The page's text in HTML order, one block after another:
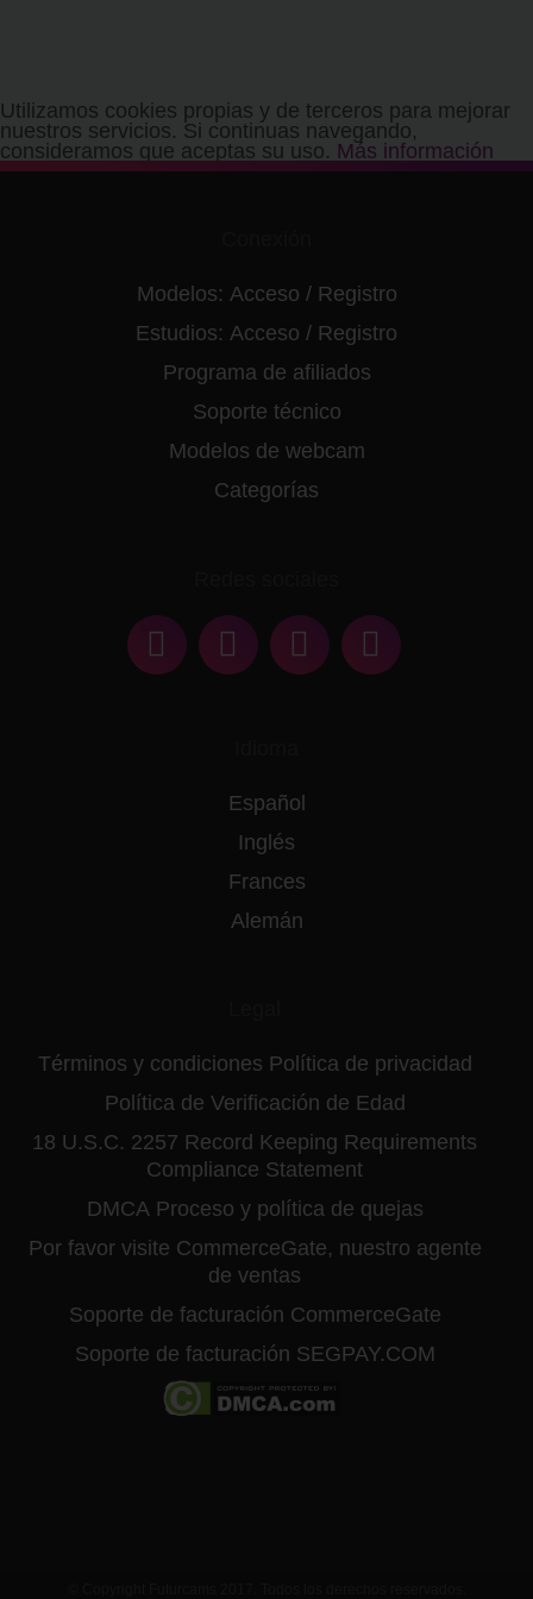
Utilizamos cookies propias y de terceros para mejorar
nuestros servicios. Si continuas navegando,
consideramos que aceptas su uso. Más información
Modelos: Acceso / Registro
Estudios: Acceso / Registro
Programa de afiliados
Soporte técnico
Modelos de webcam
Categorías
Español
Inglés
Frances
Alemán
Términos y condiciones Política de privacidad
Política de Verificación de Edad
18 U.S.C. 2257 Record Keeping Requirements
Compliance Statement
DMCA Proceso y política de quejas
Por favor visite CommerceGate, nuestro agente
de ventas
Soporte de facturación CommerceGate
Soporte de facturación SEGPAY.COM